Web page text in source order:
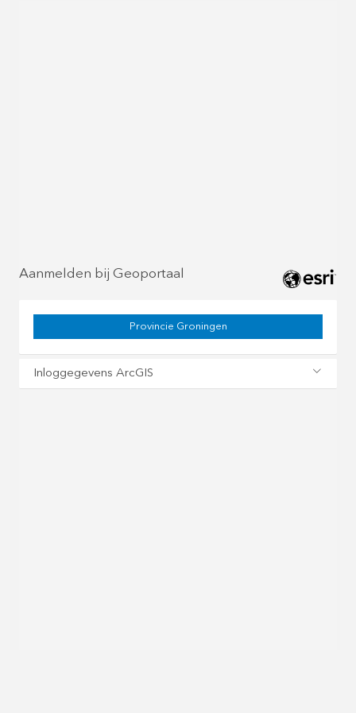
Aanmelden bij Geoportaal
Provincie Groningen
Inloggegevens ArcGIS